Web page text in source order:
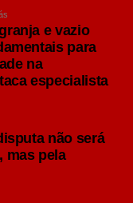
logísticos no
tinham as
à Índia,
uma
como conservante
para que a bebida
sem perder
do lúpulo,
e vazio
para
na
especialista
não será
mas pela